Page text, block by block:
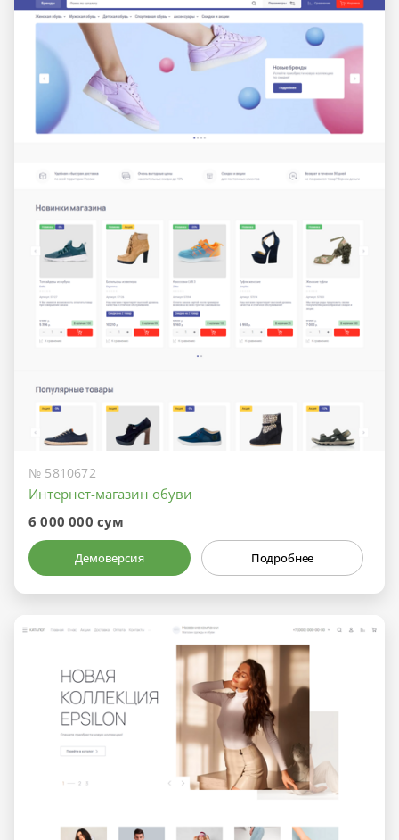
№ 5810672
Интернет-магазин обуви
6 000 000 сум
Демоверсия Подробнее